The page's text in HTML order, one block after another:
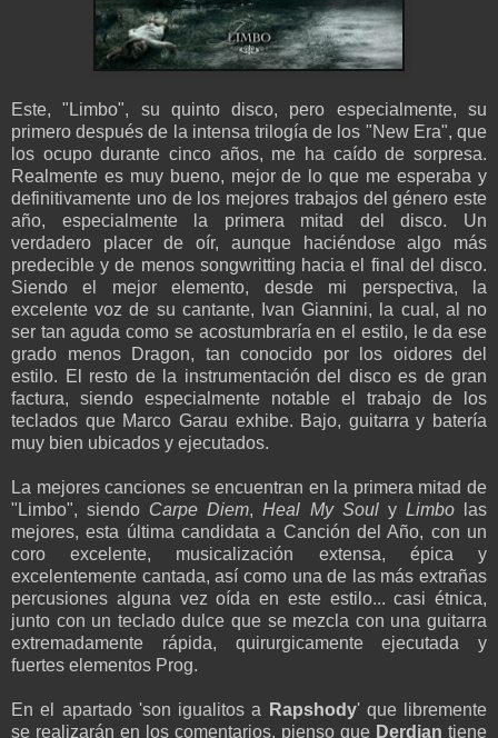
Este, "Limbo", su quinto disco, pero especialmente, su
primero después de la intensa trilogía de los "New Era", que
los ocupo durante cinco años, me ha caído de sorpresa.
Realmente es muy bueno, mejor de lo que me esperaba y
definitivamente uno de los mejores trabajos del género este
año, especialmente la primera mitad del disco. Un
verdadero placer de oír, aunque haciéndose algo más
predecible y de menos songwritting hacia el final del disco.
Siendo el mejor elemento, desde mi perspectiva, la
excelente voz de su cantante, Ivan Giannini, la cual, al no
ser tan aguda como se acostumbraría en el estilo, le da ese
grado menos Dragon, tan conocido por los oidores del
estilo. El resto de la instrumentación del disco es de gran
factura, siendo especialmente notable el trabajo de los
teclados que Marco Garau exhibe. Bajo, guitarra y batería
muy bien ubicados y ejecutados.
La mejores canciones se encuentran en la primera mitad de
"Limbo", siendo Carpe Diem,Heal My Souly Limbolas
mejores, esta última candidata a Canción del Año, con un
coro excelente, musicalización extensa, épica y
excelentemente cantada, así como una de las más extrañas
percusiones alguna vez oída en este estilo... casi étnica,
junto con un teclado dulce que se mezcla con una guitarra
extremadamente rápida, quirurgicamente ejecutada y
fuertes elementos Prog.
En el apartado 'son igualitos a Rapshody' que libremente
se realizarán en los comentarios, pienso que Derdian tiene